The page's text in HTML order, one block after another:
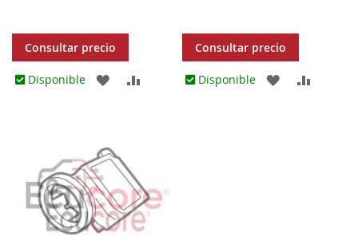
Consultar precio
Disponible
AGREGAR
FAVORITOS
Consultar precio
Disponible
AGREGAR